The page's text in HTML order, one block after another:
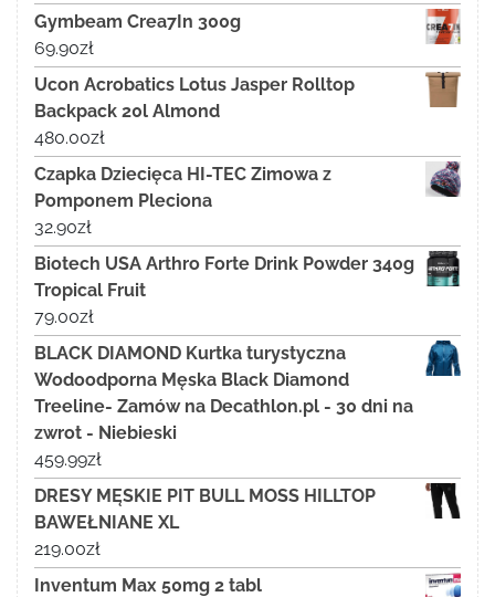
Gymbeam Crea7In 300g
69.90zł
Ucon Acrobatics Lotus Jasper Rolltop
Backpack 20l Almond
480.00zł
Czapka Dziecięca HI-TEC Zimowa z
Pomponem Pleciona
32.90zł
Biotech USA Arthro Forte Drink Powder 340g
Tropical Fruit
79.00zł
BLACK DIAMOND Kurtka turystyczna
Wodoodporna Męska Black Diamond
Treeline- Zamów na Decathlon.pl - 30 dni na
zwrot - Niebieski
459.99zł
DRESY MĘSKIE PIT BULL MOSS HILLTOP
BAWEŁNIANE XL
219.00zł
Inventum Max 50mg 2 tabl